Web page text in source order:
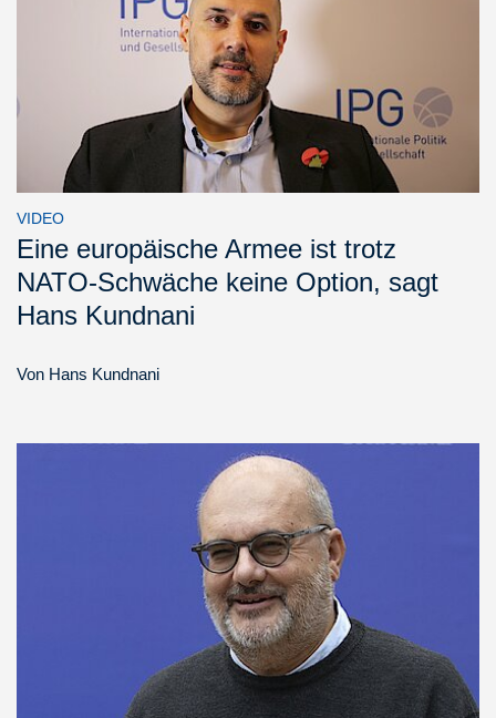
VIDEO
Eine europäische Armee ist trotz
NATO-Schwäche keine Option, sagt
Hans Kundnani
Von Hans Kundnani